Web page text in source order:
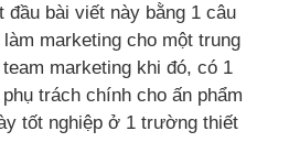
đầu bài viết này bằng 1 câu
marketing cho một trung
marketing khi đó, có 1
trách chính cho ấn phẩm
tốt nghiệp ở 1 trường thiết